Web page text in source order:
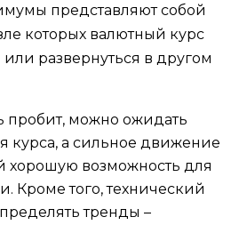
представляют собой
которых валютный курс
развернуться в другом
пробит, можно ожидать
курса, а сильное движение
хорошую возможность для
Кроме того, технический
тренды –